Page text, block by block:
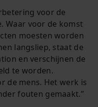
voor de
Waar voor de komst
moesten worden
langsliep, staat de
en verschijnen de
te worden.
de mens. Het werk is
fouten gemaakt.”